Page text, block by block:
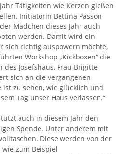
Tätigkeiten wie Kerzen gießen
Initiatorin Bettina Passon
Mädchen dieses Jahr auch
werden. Damit wird ein
sich richtig auspowern möchte,
Workshop „Kickboxen“ die
Josefshaus, Frau Brigitte
sich an die vergangenen
ist zu sehen, wie glücklich und
Tag unser Haus verlassen.“
auch in diesem Jahr den
Spende. Unter anderem mit
Diese werden von der
zum Beispiel